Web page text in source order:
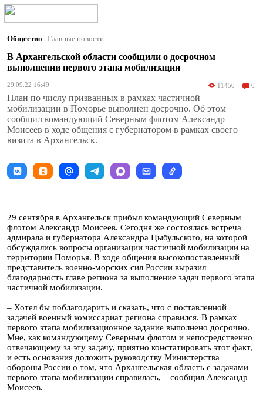
Общество | Главные новости
В Архангельской области сообщили о досрочном
выполнении первого этапа мобилизации
29.09.22 16:49 11450 0
План по числу призванных в рамках частичной
мобилизации в Поморье выполнен досрочно. Об этом
сообщил командующий Северным флотом Александр
Моисеев в ходе общения с губернатором в рамках своего
визита в Архангельск.
29 сентября в Архангельск прибыл командующий Северным
флотом Александр Моисеев. Сегодня же состоялась встреча
адмирала и губернатора Александра Цыбульского, на которой
обсуждались вопросы организации частичной мобилизации на
территории Поморья. В ходе общения высокопоставленный
представитель военно-морских сил России выразил
благодарность главе региона за выполнение задач первого этапа
частичной мобилизации.
– Хотел бы поблагодарить и сказать, что с поставленной
задачей военный комиссариат региона справился. В рамках
первого этапа мобилизационное задание выполнено досрочно.
Мне, как командующему Северным флотом и непосредственно
отвечающему за эту задачу, приятно констатировать этот факт,
и есть основания доложить руководству Министерства
обороны России о том, что Архангельская область с задачами
первого этапа мобилизации справилась, – сообщил Александр
Моисеев.